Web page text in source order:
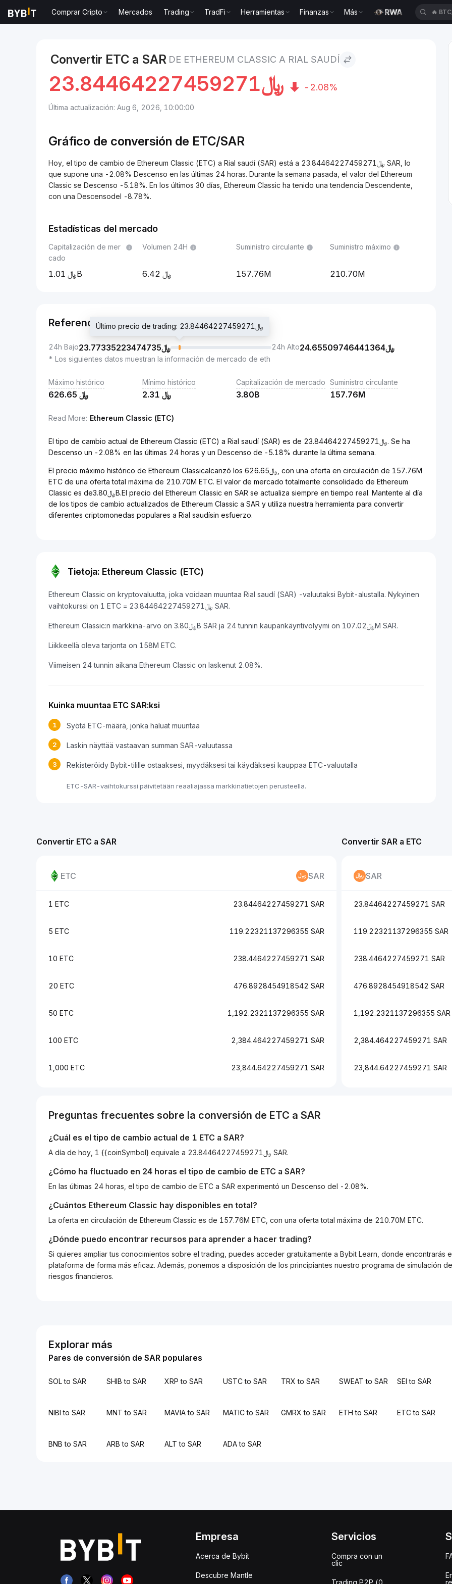
Comprar Cripto Mercados Trading TradFi Herramientas Finanzas Más 🔥
Convertir ETC a SAR DE ETHEREUM CLASSIC A RIAL SAUDÍ
﷼23.84464227459271 -2.08%
Última actualización: Aug 6, 2026, 10:00:00
Gráfico de conversión de ETC/SAR
Hoy, el tipo de cambio de Ethereum Classic (ETC) a Rial saudí (SAR) está a ﷼23.84464227459271 SAR, lo
que supone una -2.08% Descenso en las últimas 24 horas. Durante la semana pasada, el valor del Ethereum
Classic se Descenso -5.18%. En los últimos 30 días, Ethereum Classic ha tenido una tendencia Descendente,
con una Descensodel -8.78%.
Estadísticas del mercado
Capitalización de mer
cado
1.01B
Volumen 24H
6.42
Suministro circulante
157.76M
Suministro máximo
210.70M
Referencia
24h Bajo ﷼23.77335223474735
Último precio de trading: ﷼23.84464227459271
24h Alto ﷼24.65509746441364
* Los siguientes datos muestran la información de mercado de eth
Máximo histórico
﷼ 626.65
Mínimo histórico
﷼ 2.31
Capitalización de mercado
3.80B
Suministro circulante
157.76M
Read More: Ethereum Classic (ETC)
El tipo de cambio actual de Ethereum Classic (ETC) a Rial saudí (SAR) es de ﷼23.84464227459271. Se ha
Descenso un -2.08% en las últimas 24 horas y un Descenso de -5.18% durante la última semana.
El precio máximo histórico de Ethereum Classicalcanzó los ﷼626.65, con una oferta en circulación de 157.76M
ETC de una oferta total máxima de 210.70M ETC. El valor de mercado totalmente consolidado de Ethereum
Classic es de﷼3.80B.El precio del Ethereum Classic en SAR se actualiza siempre en tiempo real. Mantente al día
de los tipos de cambio actualizados de Ethereum Classic a SAR y utiliza nuestra herramienta para convertir
diferentes criptomonedas populares a Rial saudísin esfuerzo.
Tietoja: Ethereum Classic (ETC)
Ethereum Classic on kryptovaluutta, joka voidaan muuntaa Rial saudí (SAR) -valuutaksi Bybit-alustalla. Nykyinen
vaihtokurssi on 1 ETC = ﷼23.84464227459271 SAR.
Ethereum Classic:n markkina-arvo on ﷼3.80B SAR ja 24 tunnin kaupankäyntivolyymi on ﷼107.02M SAR.
Liikkeellä oleva tarjonta on 158M ETC.
Viimeisen 24 tunnin aikana Ethereum Classic on laskenut 2.08%.
Kuinka muuntaa ETC SAR:ksi
1 Syötä ETC-määrä, jonka haluat muuntaa
2 Laskin näyttää vastaavan summan SAR-valuutassa
3 Rekisteröidy Bybit-tilille ostaaksesi, myydäksesi tai käydäksesi kauppaa ETC-valuutalla
ETC-SAR-vaihtokurssi päivitetään reaaliajassa markkinatietojen perusteella.
Convertir ETC a SAR
ETC SAR
1 ETC 23.84464227459271 SAR
5 ETC 119.22321137296355 SAR
10 ETC 238.4464227459271 SAR
20 ETC 476.8928454918542 SAR
50 ETC 1,192.2321137296355 SAR
100 ETC 2,384.464227459271 SAR
1,000 ETC 23,844.64227459271 SAR
Convertir SAR a ETC
SAR
23.84464227459271 SAR
119.22321137296355 SAR
238.4464227459271 SAR
476.8928454918542 SAR
1,192.2321137296355 SAR
2,384.464227459271 SAR
23,844.64227459271 SAR
Preguntas frecuentes sobre la conversión de ETC a SAR
¿Cuál es el tipo de cambio actual de 1 ETC a SAR?
A día de hoy, 1 {{coinSymbol} equivale a ﷼23.84464227459271 SAR.
¿Cómo ha fluctuado en 24 horas el tipo de cambio de ETC a SAR?
En las últimas 24 horas, el tipo de cambio de ETC a SAR experimentó un Descenso del -2.08%.
¿Cuántos Ethereum Classic hay disponibles en total?
La oferta en circulación de Ethereum Classic es de 157.76M ETC, con una oferta total máxima de 210.70M ETC.
¿Dónde puedo encontrar recursos para aprender a hacer trading?
Si quieres ampliar tus conocimientos sobre el trading, puedes acceder gratuitamente a Bybit Learn, donde encontrarás
plataforma de forma más eficaz. Además, ponemos a disposición de los principiantes nuestro programa de simulación
riesgos financieros.
Explorar más
Pares de conversión de SAR populares
SOL to SAR SHIB to SAR XRP to SAR USTC to SAR TRX to SAR SWEAT to SAR SEI to SAR
NIBI to SAR MNT to SAR MAVIA to SAR MATIC to SAR GMRX to SAR ETH to SAR ETC to SAR
BNB to SAR ARB to SAR ALT to SAR ADA to SAR
Empresa
Acerca de Bybit
Descubre Mantle
Servicios
Compra con un
clic
Trading P2P (0